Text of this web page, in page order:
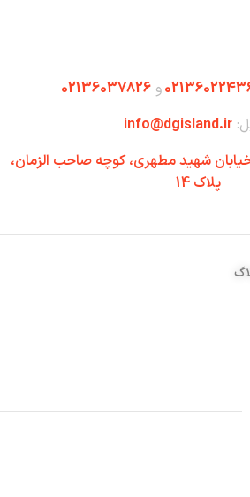
و 02136037826
info@dgisland.ir
شهید مطهری، کوچه صاحب الزمان،
پلاک 14